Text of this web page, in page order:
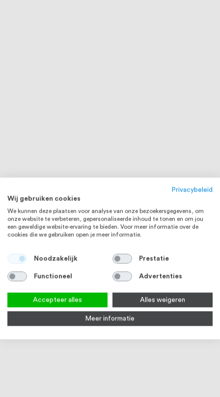
Privacybeleid
Wij gebruiken cookies
We kunnen deze plaatsen voor analyse van onze bezoekersgegevens, om
onze website te verbeteren, gepersonaliseerde inhoud te tonen en om jou
een geweldige website-ervaring te bieden. Voor meer informatie over de
cookies die we gebruiken open je meer informatie.
Noodzakelijk Prestatie
Functioneel Advertenties
Accepteer alles Alles weigeren
Meer informatie